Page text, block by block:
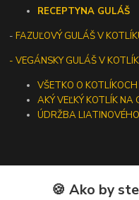
RECEPTYNA GULÁŠ
-FAZUĽOVÝ GULÁŠ V
- VEGÁNSKY GULÁŠ V
VŠETKO O KOTLÍKOCH
AKÝ VEĽKÝ KOTLÍK NA
ÚDRŽBA
Kontakty🍪 Ako by